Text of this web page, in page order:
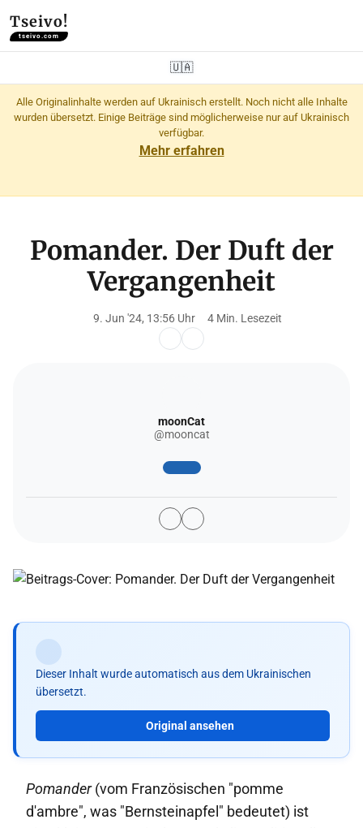
Tseivo!
tseivo.com
🇺🇦
Alle Originalinhalte werden auf Ukrainisch erstellt. Noch nicht alle Inhalte
wurden übersetzt. Einige Beiträge sind möglicherweise nur auf Ukrainisch
verfügbar.
Mehr erfahren
Pomander. Der Duft der
Vergangenheit
9. Jun '24, 13:56 Uhr 4 Min. Lesezeit
moonCat
@mooncat
Dieser Inhalt wurde automatisch aus dem Ukrainischen
übersetzt.
Original ansehen
Pomander(vom Französischen "pomme
d'ambre", was "Bernsteinapfel" bedeutet) ist